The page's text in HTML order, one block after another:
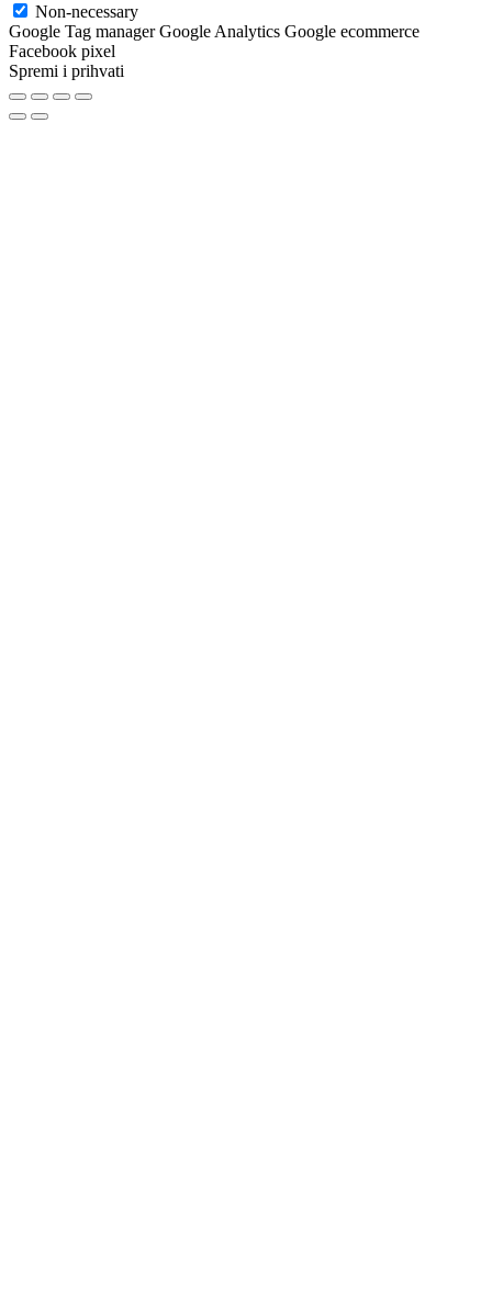
Non-necessary
Google Tag manager Google Analytics Google ecommerce
Facebook pixel
Spremi i prihvati